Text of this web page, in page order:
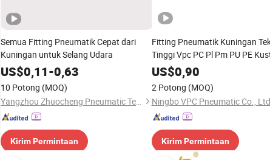
Semua Fitting Pneumatik Cepat dari
Kuningan untuk Selang Udara
US$0,11-0,63
10 Potong (MOQ)
Yangzhou Zhuocheng Pneumatic Technology Co., Ltd
Kirim Permintaan
Fitting Pneumatik Kuningan
Tinggi Vpc PC Pl Pm PU PE
US$0,90
2 Potong (MOQ)
Ningbo VPC Pneumatic Co.,
Kirim Permintaan